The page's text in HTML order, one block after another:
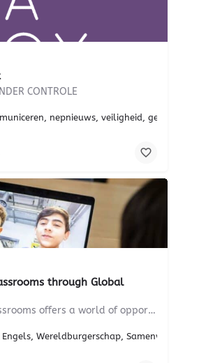
CONTROLE
nepnieuws, veiligheid,
through Global
Connecting Classrooms offers a world of opportunity to you and your school
Engels, Wereldburgerschap,